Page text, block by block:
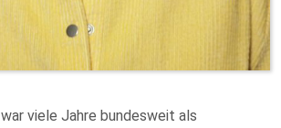
war viele Jahre bundesweit als